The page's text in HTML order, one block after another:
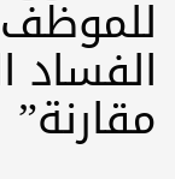
الفساد
مقارنة”